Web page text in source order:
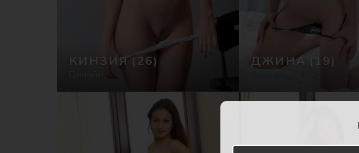
КИНЗИЯ (26) ДЖИНА (19)
Секс досуг в Сан-Паулу